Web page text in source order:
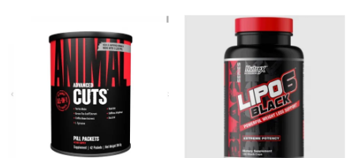
Neocell
Nordic Naturals
NOW Foods
Nutrend
Olimp Sport Nutrition